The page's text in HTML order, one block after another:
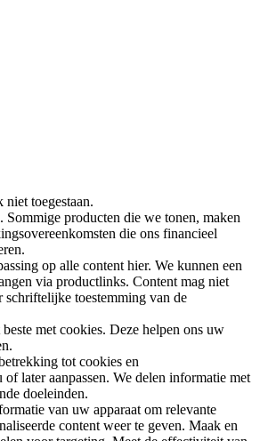
toegestaan.
Sommige producten die we tonen, maken
die ons financieel
op alle content hier. We kunnen een
via productlinks. Content mag niet
toestemming van de
met cookies. Deze helpen ons uw
tot cookies en
later aanpassen. We delen informatie met
doeleinden.
van uw apparaat om relevante
content weer te geven. Maak en